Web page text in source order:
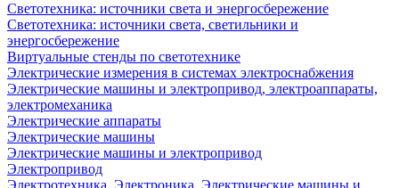
Светотехника: источники света и энергосбережение
Светотехника: источники света, светильники и
энергосбережение
Виртуальные стенды по светотехнике
Электрические измерения в системах электроснабжения
Электрические машины и электропривод, электроаппараты,
электромеханика
Электрические аппараты
Электрические машины
Электрические машины и электропривод
Электропривод
Электротехника, Электроника, Электрические машины и